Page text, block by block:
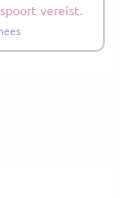
vereist.